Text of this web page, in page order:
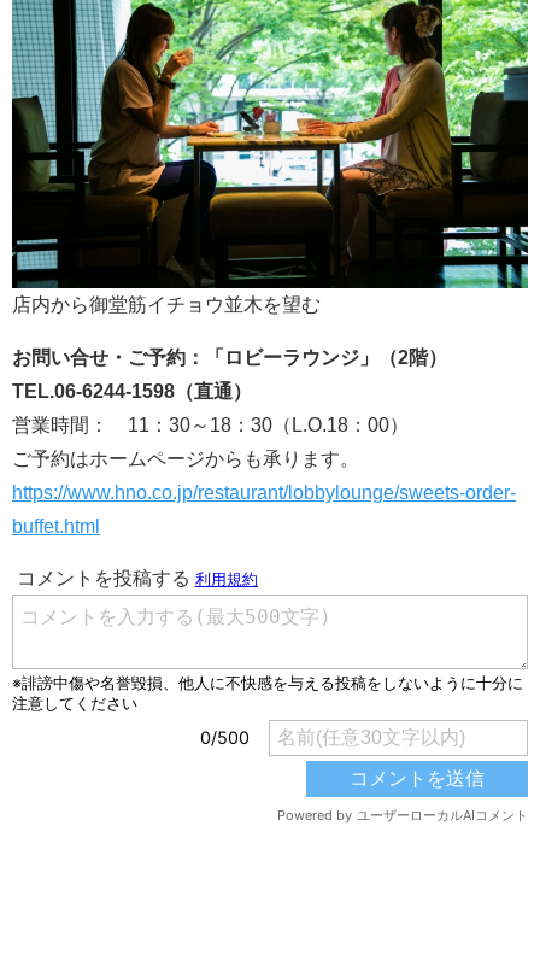
店内から御堂筋イチョウ並木を望む
お問い合せ・ご予約：「ロビーラウンジ」（2階）
TEL.06-6244-1598（直通）
営業時間： 11：30～18：30（L.O.18：00）
ご予約はホームページからも承ります。
https://www.hno.co.jp/restaurant/lobbylounge/sweets-order-
buffet.html